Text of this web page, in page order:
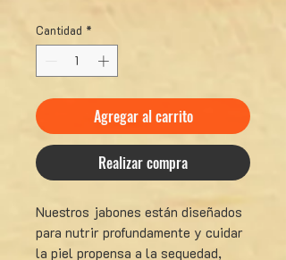
Cantidad *
Agregar al carrito
Realizar compra
Nuestros jabones están diseñados
para nutrir profundamente y cuidar
la piel propensa a la sequedad,